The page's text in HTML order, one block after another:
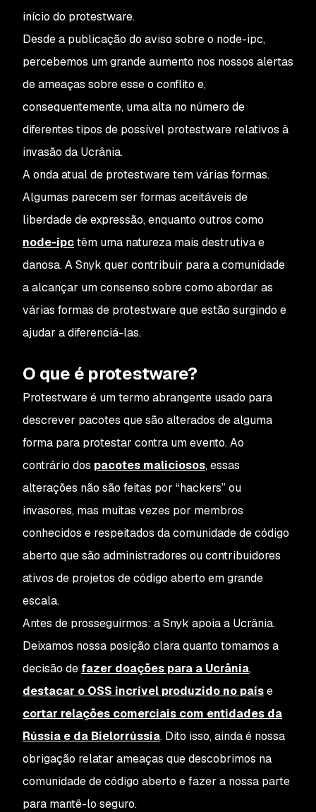
início do protestware.
Desde a publicação do aviso sobre o node-ipc,
percebemos um grande aumento nos nossos alertas
de ameaças sobre esse o conflito e,
consequentemente, uma alta no número de
diferentes tipos de possível protestware relativos à
invasão da Ucrânia.
A onda atual de protestware tem várias formas.
Algumas parecem ser formas aceitáveis de
liberdade de expressão, enquanto outros como
node-ipctêm uma natureza mais destrutiva e
danosa. A Snyk quer contribuir para a comunidade
a alcançar um consenso sobre como abordar as
várias formas de protestware que estão surgindo e
ajudar a diferenciá-las.
O que é protestware?
Protestware é um termo abrangente usado para
descrever pacotes que são alterados de alguma
forma para protestar contra um evento. Ao
contrário dos pacotes maliciosos, essas
alterações não são feitas por “hackers” ou
invasores, mas muitas vezes por membros
conhecidos e respeitados da comunidade de código
aberto que são administradores ou contribuidores
ativos de projetos de código aberto em grande
escala.
Antes de prosseguirmos: a Snyk apoia a Ucrânia.
Deixamos nossa posição clara quanto tomamos a
decisão de fazer doações para a Ucrânia,
destacar o OSS incrível produzido no paíse
cortar relações comerciais com entidades da
Rússia e da Bielorrússia. Dito isso, ainda é nossa
obrigação relatar ameaças que descobrimos na
comunidade de código aberto e fazer a nossa parte
para mantê-lo seguro.